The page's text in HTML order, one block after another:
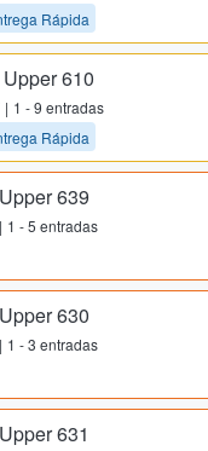
Rápida
610
1 - 9 entradas
Rápida
639
1 - 5 entradas
630
1 - 3 entradas
631